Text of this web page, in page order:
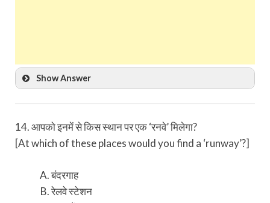
Show Answer
14. आपको इनमें से किस स्थान पर एक ‘रनवे’ मिलेगा?
[At which of these places would you find a ‘runway’?]
बंदरगाह
रेलवे स्टेशन